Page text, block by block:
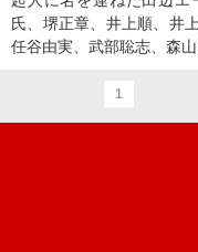
氏、堺正章、井上順、井
任谷由実、武部聡志、森山
1